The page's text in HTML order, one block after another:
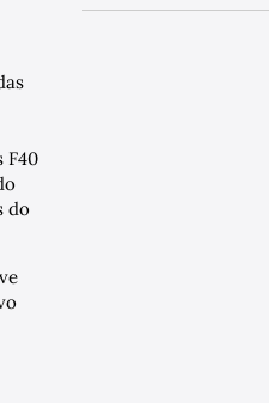
F40
do